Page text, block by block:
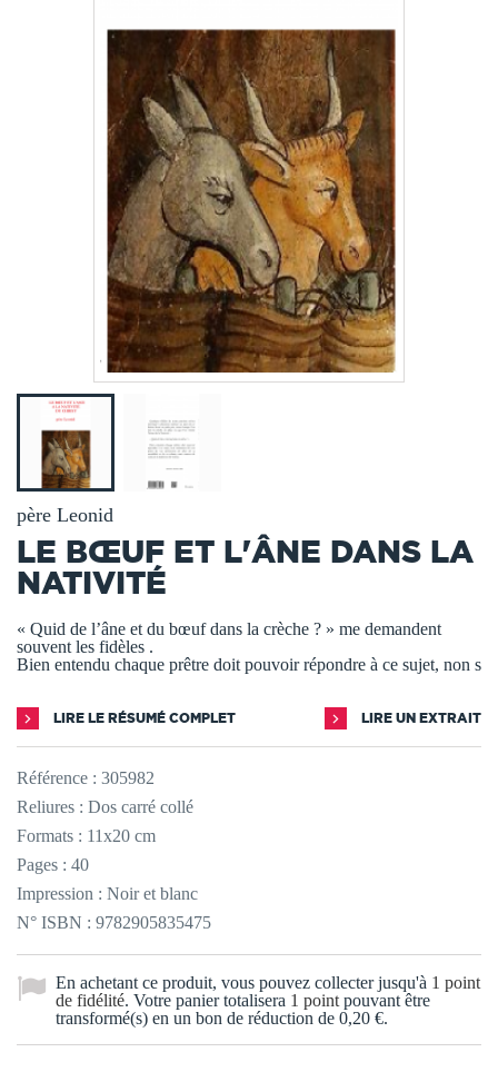
père Leonid
LE BŒUF ET L'ÂNE DANS LA
NATIVITÉ
« Quid de l’âne et du bœuf dans la crèche ? » me demandent
souvent les fidèles .
Bien entendu chaque prêtre doit pouvoir répondre à ce sujet, non s
LIRE LE RÉSUMÉ COMPLET LIRE UN EXTRAIT
Référence : 305982
Reliures : Dos carré collé
Formats : 11x20 cm
Pages : 40
Impression : Noir et blanc
N° ISBN : 9782905835475
En achetant ce produit, vous pouvez collecter jusqu'à 1 point
de fidélité. Votre panier totalisera 1 point pouvant être
transformé(s) en un bon de réduction de 0,20 €.